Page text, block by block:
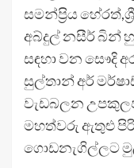
සමන්ප්‍රිය
අබ්දුල් නසීර් බින්
සඳහා වන සෞදි
සුල්තාන් අර්
වැඩබලන
මහත්වරු ඇතුළු
ගොඩනැගිල්ලට